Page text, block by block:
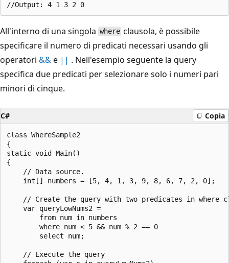
All'interno di una singola where clausola, è possibile
specificare il numero di predicati necessari usando gli
operatori &&e || . Nell'esempio seguente la query
specifica due predicati per selezionare solo i numeri pari
minori di cinque.
C# Copia
class WhereSample2
{
static void Main()
{
    // Data source.
    int[] numbers = [5, 4, 1, 3, 9, 8, 6, 7, 2, 0];
// Create the query with two predicates in where
    var queryLowNums2 =
        from num in numbers
        where num < 5 && num % 2 == 0
        select num;
    // Execute the query